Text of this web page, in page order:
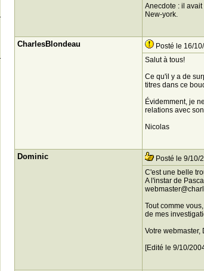
Anecdote : il
New-york.
CharlesBlondeau
Posté le 16/
Salut à tous!
Ce qu'il y a de
titres dans ce
Évidemment, je
relations avec
Nicolas
Dominic
Posté le 9/10/
C'est une belle
A l'instar de
Tout comme
de mes
Votre webmaster,
[Edité le 9/10/